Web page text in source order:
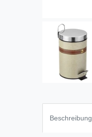
Beschreibung